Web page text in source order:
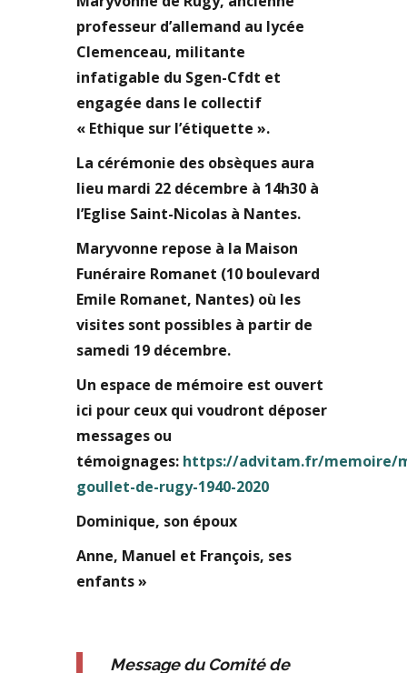
professeur d’allemand au lycée
Clemenceau, militante
infatigable du Sgen-Cfdt et
engagée dans le collectif
« Ethique sur l’étiquette ».
La cérémonie des obsèques aura
lieu mardi 22 décembre à 14h30 à
l’Eglise Saint-Nicolas à Nantes.
Maryvonne repose à la Maison
Funéraire Romanet (10 boulevard
Emile Romanet, Nantes) où les
visites sont possibles à partir de
samedi 19 décembre.
Un espace de mémoire est ouvert
ici pour ceux qui voudront déposer
messages ou
témoignages: https://advitam.fr/memoire/
goullet-de-rugy-1940-2020
Dominique, son époux
Anne, Manuel et François, ses
enfants »
Message du Comité de